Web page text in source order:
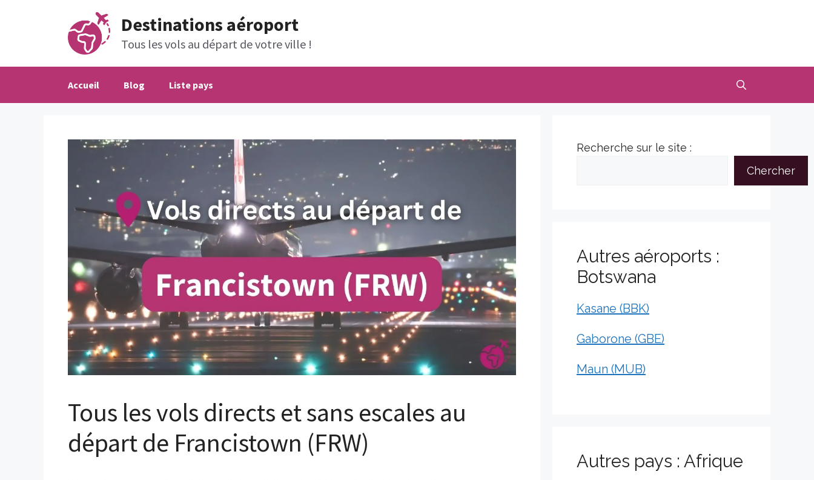
Destinations aéroport
Tous les vols au départ de votre ville !
Accueil Blog Liste pays
Tous les vols directs et sans escales au
départ de Francistown (FRW)
Recherche sur le site :
Chercher
Autres aéroports :
Botswana
Kasane (BBK)
Gaborone (GBE)
Maun (MUB)
Autres pays : Afrique